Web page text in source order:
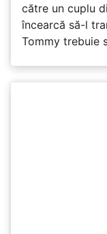
către un cuplu
încearcă să-l
Tommy trebuie